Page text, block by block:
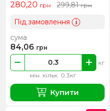
280,20 грн 299,81грн
Під замовлення i
мін. кільк. 0.3кг
кг
сума
84,06 грн
Купити